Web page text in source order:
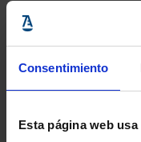
Consentimiento
Esta página web